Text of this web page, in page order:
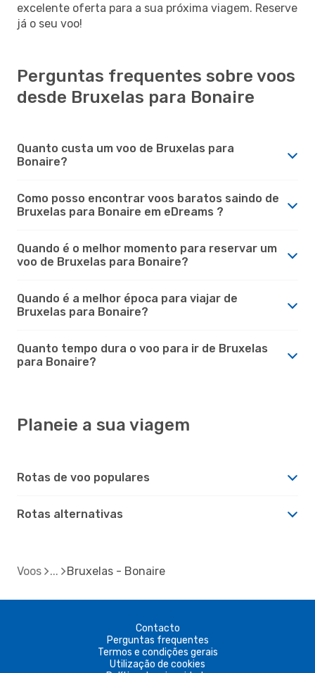
excelente oferta para a sua próxima viagem. Reserve
já o seu voo!
Perguntas frequentes sobre voos
desde Bruxelas para Bonaire
Quanto custa um voo de Bruxelas para
Bonaire?
Como posso encontrar voos baratos saindo de
Bruxelas para Bonaire em eDreams ?
Quando é o melhor momento para reservar um
voo de Bruxelas para Bonaire?
Quando é a melhor época para viajar de
Bruxelas para Bonaire?
Quanto tempo dura o voo para ir de Bruxelas
para Bonaire?
Planeie a sua viagem
Rotas de voo populares
Rotas alternativas
Voos Bruxelas - Bonaire
Contacto
Perguntas frequentes
Termos e condições gerais
Utilização de cookies